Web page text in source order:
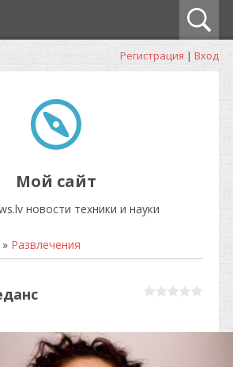
Регистрация | Вход
Мой сайт
новости техники и науки
» Развлечения